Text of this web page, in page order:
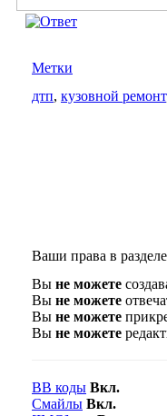
Метки
дтп, кузовной ремонт
Ваши права в разделе
Вы не можете
Вы не можете
Вы не можете
Вы не можете
BB коды Вкл.
Смайлы Вкл.